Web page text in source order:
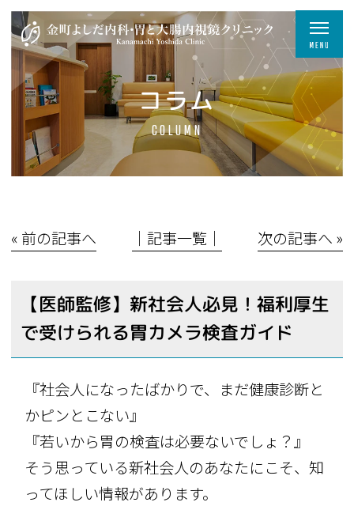
コラム
COLUMN
« 前の記事へ │記事一覧│ 次の記事へ »
【医師監修】新社会人必見！福利厚生
で受けられる胃カメラ検査ガイド
『社会人になったばかりで、まだ健康診断と
かピンとこない』
『若いから胃の検査は必要ないでしょ？』
そう思っている新社会人のあなたにこそ、知
ってほしい情報があります。